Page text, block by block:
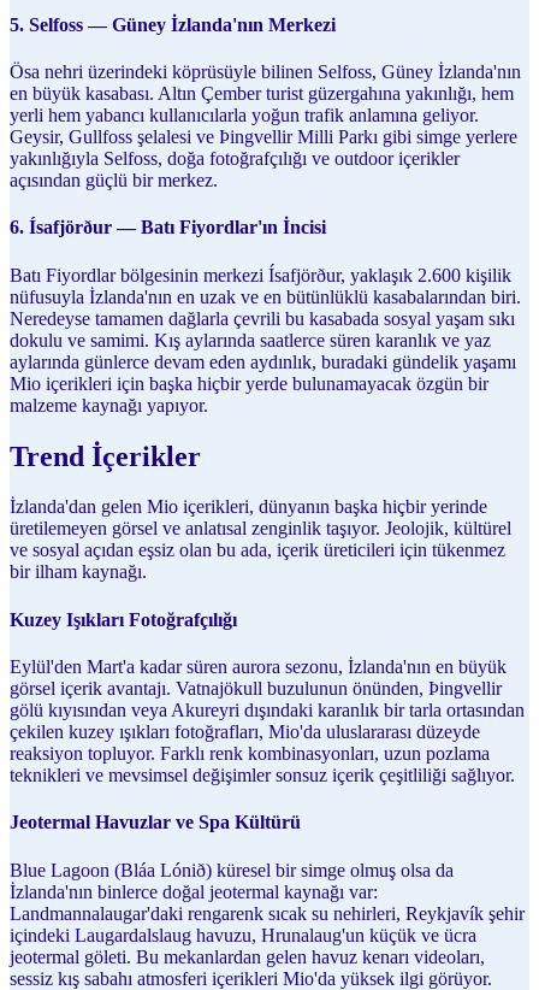
5. Selfoss — Güney İzlanda'nın Merkezi
Ösa nehri üzerindeki köprüsüyle bilinen Selfoss, Güney İzlanda'nın
en büyük kasabası. Altın Çember turist güzergahına yakınlığı, hem
yerli hem yabancı kullanıcılarla yoğun trafik anlamına geliyor.
Geysir, Gullfoss şelalesi ve Þingvellir Milli Parkı gibi simge yerlere
yakınlığıyla Selfoss, doğa fotoğrafçılığı ve outdoor içerikler
açısından güçlü bir merkez.
6. Ísafjörður — Batı Fiyordlar'ın İncisi
Batı Fiyordlar bölgesinin merkezi Ísafjörður, yaklaşık 2.600 kişilik
nüfusuyla İzlanda'nın en uzak ve en bütünlüklü kasabalarından biri.
Neredeyse tamamen dağlarla çevrili bu kasabada sosyal yaşam sıkı
dokulu ve samimi. Kış aylarında saatlerce süren karanlık ve yaz
aylarında günlerce devam eden aydınlık, buradaki gündelik yaşamı
Mio içerikleri için başka hiçbir yerde bulunamayacak özgün bir
malzeme kaynağı yapıyor.
Trend İçerikler
İzlanda'dan gelen Mio içerikleri, dünyanın başka hiçbir yerinde
üretilemeyen görsel ve anlatısal zenginlik taşıyor. Jeolojik, kültürel
ve sosyal açıdan eşsiz olan bu ada, içerik üreticileri için tükenmez
bir ilham kaynağı.
Kuzey Işıkları Fotoğrafçılığı
Eylül'den Mart'a kadar süren aurora sezonu, İzlanda'nın en büyük
görsel içerik avantajı. Vatnajökull buzulunun önünden, Þingvellir
gölü kıyısından veya Akureyri dışındaki karanlık bir tarla ortasından
çekilen kuzey ışıkları fotoğrafları, Mio'da uluslararası düzeyde
reaksiyon topluyor. Farklı renk kombinasyonları, uzun pozlama
teknikleri ve mevsimsel değişimler sonsuz içerik çeşitliliği sağlıyor.
Jeotermal Havuzlar ve Spa Kültürü
Blue Lagoon (Bláa Lónið) küresel bir simge olmuş olsa da
İzlanda'nın binlerce doğal jeotermal kaynağı var:
Landmannalaugar'daki rengarenk sıcak su nehirleri, Reykjavík şehir
içindeki Laugardalslaug havuzu, Hrunalaug'un küçük ve ücra
jeotermal göleti. Bu mekanlardan gelen havuz kenarı videoları,
sessiz kış sabahı atmosferi içerikleri Mio'da yüksek ilgi görüyor.